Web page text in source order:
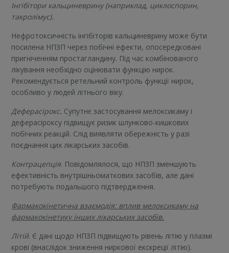
Інгібітори кальциневрину (наприклад, циклоспорин,
такролімус).
Нефротоксичність інгібіторів кальциневрину може бути
посилена НПЗП через побічні ефекти, опосередковані
пригніченням простагландину. Під час комбінованого
лікування необхідно оцінювати функцію нирок.
Рекомендується ретельний контроль функції нирок,
особливо у людей літнього віку.
Деферасірокс. Супутнє застосування мелоксикаму і
деферасіроксу підвищує ризик шлунково-кишкових
побічних реакцій. Слід виявляти обережність у разі
поєднання цих лікарських засобів.
Контрацепція. Повідомлялося, що НПЗП зменшують
ефективність внутрішньоматкових засобів, але дані
потребують подальшого підтвердження.
Фармакокінетична взаємодія: вплив мелоксикаму на
фармакокінетику інших лікарських засобів.
Літій. Є дані щодо НПЗП підвищують рівень літію у плазмі
крові (внаслідок зниження ниркової екскреції літію).